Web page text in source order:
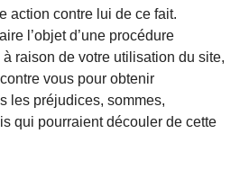
action contre lui de ce fait.
l’objet d’une procédure
raison de votre utilisation du site,
vous pour obtenir
les préjudices, sommes,
qui pourraient découler de cette